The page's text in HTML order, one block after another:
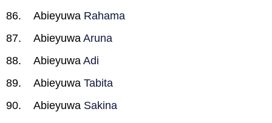
Abieyuwa Rahama
Abieyuwa Aruna
Abieyuwa Adi
Abieyuwa Tabita
Abieyuwa Sakina